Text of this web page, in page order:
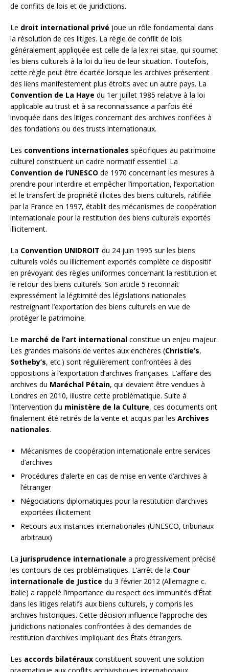
de conflits de lois et de juridictions.
Le droit international privé joue un rôle fondamental dans
la résolution de ces litiges. La règle de conflit de lois
généralement appliquée est celle de la lex rei sitae, qui soumet
les biens culturels à la loi du lieu de leur situation. Toutefois,
cette règle peut être écartée lorsque les archives présentent
des liens manifestement plus étroits avec un autre pays. La
Convention de La Haye du 1er juillet 1985 relative à la loi
applicable au trust et à sa reconnaissance a parfois été
invoquée dans des litiges concernant des archives confiées à
des fondations ou des trusts internationaux.
Les conventions internationales spécifiques au patrimoine
culturel constituent un cadre normatif essentiel. La
Convention de l’UNESCO de 1970 concernant les mesures à
prendre pour interdire et empêcher l’importation, l’exportation
et le transfert de propriété illicites des biens culturels, ratifiée
par la France en 1997, établit des mécanismes de coopération
internationale pour la restitution des biens culturels exportés
illicitement.
La Convention UNIDROIT du 24 juin 1995 sur les biens
culturels volés ou illicitement exportés complète ce dispositif
en prévoyant des règles uniformes concernant la restitution et
le retour des biens culturels. Son article 5 reconnaît
expressément la légitimité des législations nationales
restreignant l’exportation des biens culturels en vue de
protéger le patrimoine.
Le marché de l’art international constitue un enjeu majeur.
Les grandes maisons de ventes aux enchères (Christie’s,
Sotheby’s, etc.) sont régulièrement confrontées à des
oppositions à l’exportation d’archives françaises. L’affaire des
archives du Maréchal Pétain, qui devaient être vendues à
Londres en 2010, illustre cette problématique. Suite à
l’intervention du ministère de la Culture, ces documents ont
finalement été retirés de la vente et acquis par les Archives
nationales.
Mécanismes de coopération internationale entre services
d’archives
Procédures d’alerte en cas de mise en vente d’archives à
l’étranger
Négociations diplomatiques pour la restitution d’archives
exportées illicitement
Recours aux instances internationales (UNESCO, tribunaux
arbitraux)
La jurisprudence internationale a progressivement précisé
les contours de ces problématiques. L’arrêt de la Cour
internationale de Justice du 3 février 2012 (Allemagne c.
Italie) a rappelé l’importance du respect des immunités d’État
dans les litiges relatifs aux biens culturels, y compris les
archives historiques. Cette décision influence l’approche des
juridictions nationales confrontées à des demandes de
restitution d’archives impliquant des États étrangers.
Les accords bilatéraux constituent souvent une solution
pragmatique aux conflits archivistiques internationaux.